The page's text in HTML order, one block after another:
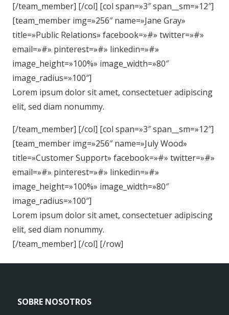
[/team_member] [/col] [col span=»3″ span__sm=»12″]
[team_member img=»256″ name=»Jane Gray»
title=»Public Relations» facebook=»#» twitter=»#»
email=»#» pinterest=»#» linkedin=»#»
image_height=»100%» image_width=»80″
image_radius=»100″]
Lorem ipsum dolor sit amet, consectetuer adipiscing
elit, sed diam nonummy.
[/team_member] [/col] [col span=»3″ span__sm=»12″]
[team_member img=»256″ name=»July Wood»
title=»Customer Support» facebook=»#» twitter=»#»
email=»#» pinterest=»#» linkedin=»#»
image_height=»100%» image_width=»80″
image_radius=»100″]
Lorem ipsum dolor sit amet, consectetuer adipiscing
elit, sed diam nonummy.
[/team_member] [/col] [/row]
SOBRE NOSOTROS